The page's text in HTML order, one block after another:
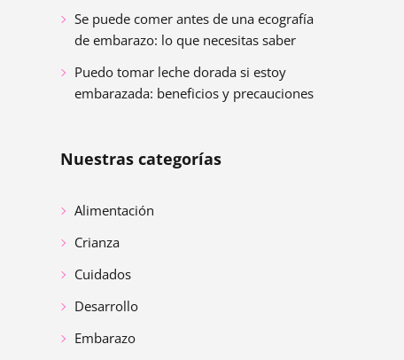
Se puede comer antes de una ecografía
de embarazo: lo que necesitas saber
Puedo tomar leche dorada si estoy
embarazada: beneficios y precauciones
Nuestras categorías
Alimentación
Crianza
Cuidados
Desarrollo
Embarazo